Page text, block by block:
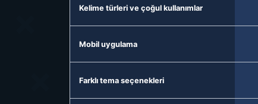
Kelime türleri ve çoğul kullanımlar
Mobil uygulama
Farklı tema seçenekleri